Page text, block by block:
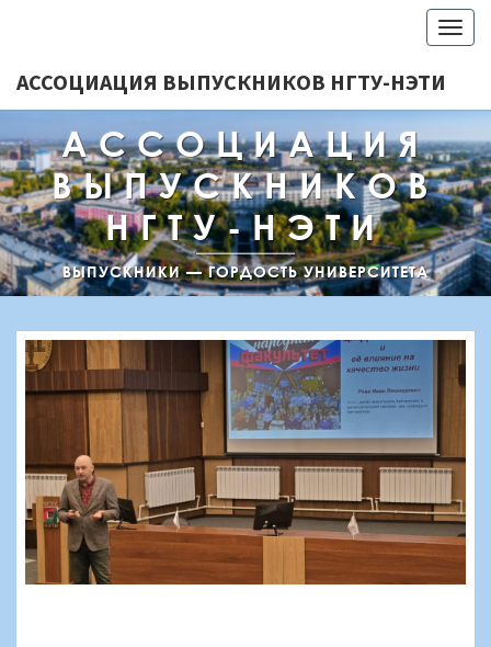
АССОЦИАЦИЯ ВЫПУСКНИКОВ НГТУ-НЭТИ
АССОЦИАЦИЯ
ВЫПУСКНИКОВ
НГТУ-НЭТИ
ВЫПУСКНИКИ — ГОРДОСТЬ УНИВЕРСИТЕТА